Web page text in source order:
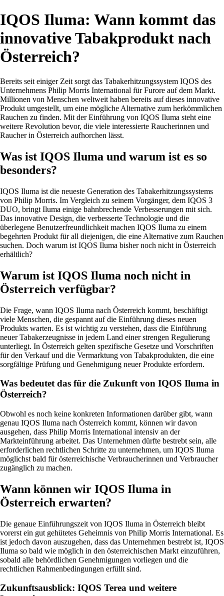
IQOS Iluma: Wann kommt das
innovative Tabakprodukt nach
Österreich?
Bereits seit einiger Zeit sorgt das Tabakerhitzungssystem IQOS des
Unternehmens Philip Morris International für Furore auf dem Markt.
Millionen von Menschen weltweit haben bereits auf dieses innovative
Produkt umgestellt, um eine mögliche Alternative zum herkömmlichen
Rauchen zu finden. Mit der Einführung von IQOS Iluma steht eine
weitere Revolution bevor, die viele interessierte Raucherinnen und
Raucher in Österreich aufhorchen lässt.
Was ist IQOS Iluma und warum ist es so
besonders?
IQOS Iluma ist die neueste Generation des Tabakerhitzungssystems
von Philip Morris. Im Vergleich zu seinem Vorgänger, dem IQOS 3
DUO, bringt Iluma einige bahnbrechende Verbesserungen mit sich.
Das innovative Design, die verbesserte Technologie und die
überlegene Benutzerfreundlichkeit machen IQOS Iluma zu einem
begehrten Produkt für all diejenigen, die eine Alternative zum Rauchen
suchen. Doch warum ist IQOS Iluma bisher noch nicht in Österreich
erhältlich?
Warum ist IQOS Iluma noch nicht in
Österreich verfügbar?
Die Frage, wann IQOS Iluma nach Österreich kommt, beschäftigt
viele Menschen, die gespannt auf die Einführung dieses neuen
Produkts warten. Es ist wichtig zu verstehen, dass die Einführung
neuer Tabakerzeugnisse in jedem Land einer strengen Regulierung
unterliegt. In Österreich gelten spezifische Gesetze und Vorschriften
für den Verkauf und die Vermarktung von Tabakprodukten, die eine
sorgfältige Prüfung und Genehmigung neuer Produkte erfordern.
Was bedeutet das für die Zukunft von IQOS Iluma in
Österreich?
Obwohl es noch keine konkreten Informationen darüber gibt, wann
genau IQOS Iluma nach Österreich kommt, können wir davon
ausgehen, dass Philip Morris International intensiv an der
Markteinführung arbeitet. Das Unternehmen dürfte bestrebt sein, alle
erforderlichen rechtlichen Schritte zu unternehmen, um IQOS Iluma
möglichst bald für österreichische Verbraucherinnen und Verbraucher
zugänglich zu machen.
Wann können wir IQOS Iluma in
Österreich erwarten?
Die genaue Einführungszeit von IQOS Iluma in Österreich bleibt
vorerst ein gut gehütetes Geheimnis von Philip Morris International. Es
ist jedoch davon auszugehen, dass das Unternehmen bestrebt ist, IQOS
Iluma so bald wie möglich in den österreichischen Markt einzuführen,
sobald alle behördlichen Genehmigungen vorliegen und die
rechtlichen Rahmenbedingungen erfüllt sind.
Zukunftsausblick: IQOS Terea und weitere